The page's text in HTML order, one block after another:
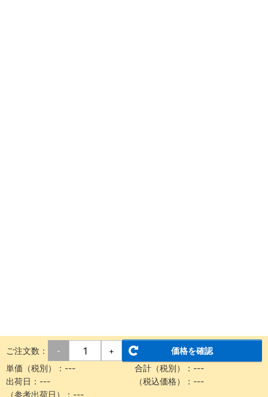
ご注文数： - +
価格を確認
単価（税別）： --- 合計（税別）： ---
出荷日： --- （税込価格）： ---
（参考出荷日）： ---